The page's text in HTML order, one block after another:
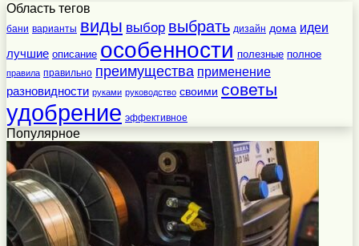
Область тегов
бани варианты виды выбор выбрать дизайн дома идеи
лучшие описание особенности полезные полное
правила правильно преимущества применение
разновидности руками руководство своими советы
удобрение эффективное
Популярное